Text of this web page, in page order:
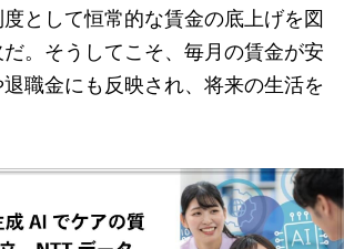
として恒常的な賃金の底上げを図
。そうしてこそ、毎月の賃金が安
職金にも反映され、将来の生活を